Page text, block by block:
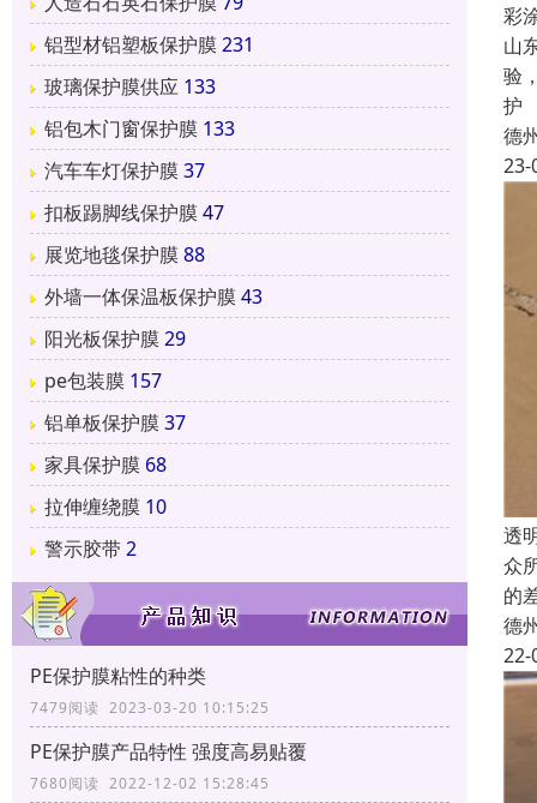
铝型材铝塑板保护膜231
玻璃保护膜供应 133
铝包木门窗保护膜 133
汽车车灯保护膜37
扣板踢脚线保护膜47
展览地毯保护膜88
外墙一体保温板保护膜43
阳光板保护膜29
pe包装膜 157
铝单板保护膜37
家具保护膜 68
拉伸缠绕膜 10
警示胶带2
PE保护膜粘性的种类
7479阅读 2023-03-20 10:15:25
PE保护膜产品特性 强度高易贴覆
7680阅读 2022-12-02 15:28:45
彩
山
验
护
德
23-
透
众
的
德
22-